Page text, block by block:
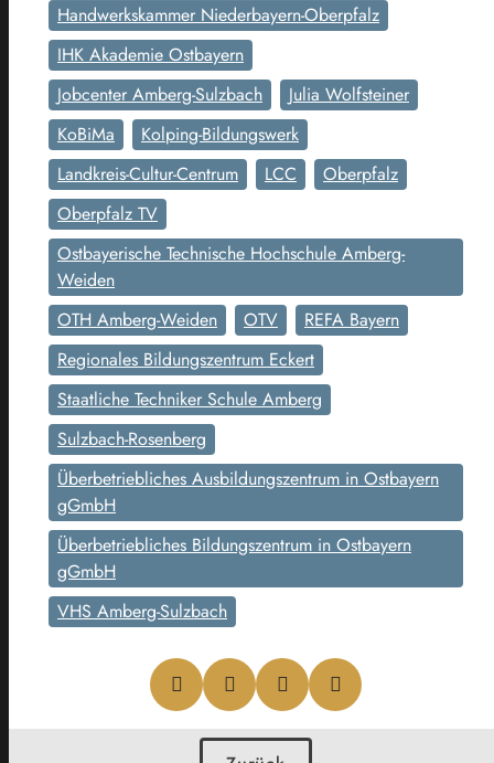
Handwerkskammer Niederbayern-Oberpfalz
IHK Akademie Ostbayern
Jobcenter Amberg-Sulzbach
Julia Wolfsteiner
KoBiMa
Kolping-Bildungswerk
Landkreis-Cultur-Centrum
LCC
Oberpfalz
Oberpfalz TV
Ostbayerische Technische Hochschule Amberg-
Weiden
OTH Amberg-Weiden
OTV
REFA Bayern
Regionales Bildungszentrum Eckert
Staatliche Techniker Schule Amberg
Sulzbach-Rosenberg
Überbetriebliches Ausbildungszentrum in Ostbayern
gGmbH
Überbetriebliches Bildungszentrum in Ostbayern
gGmbH
VHS Amberg-Sulzbach